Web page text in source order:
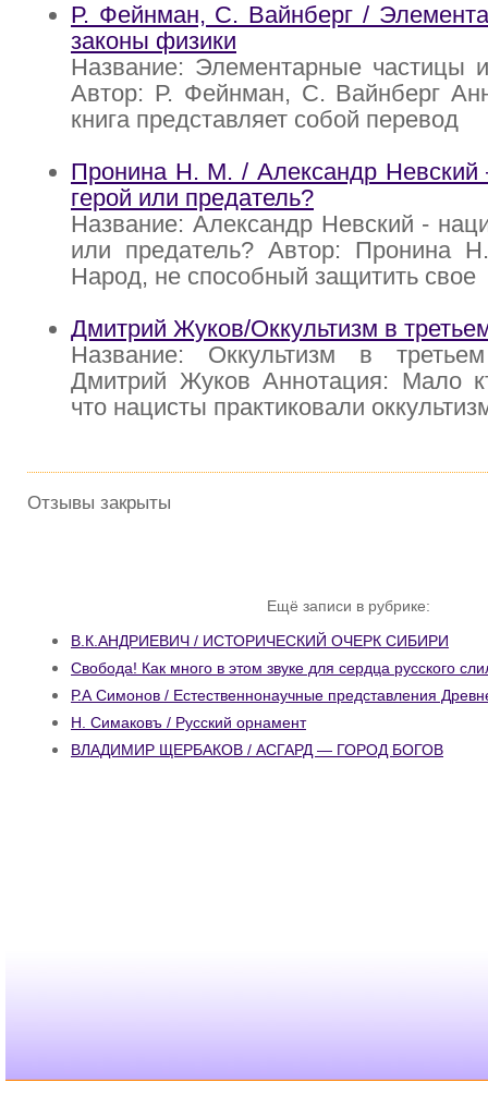
Р. Фейнман, С. Вайнберг /
законы физики
Название: Элементарные частицы
Автор: Р. Фейнман, С. Вайнберг
книга представляет собой перевод
Пронина Н. М. / Александр Невский
герой или предатель?
Название: Александр Невский -
или предатель? Автор: Пронина
Народ, не способный защитить свое
Дмитрий Жуков/Оккультизм в
Название: Оккультизм в
Дмитрий Жуков Аннотация: Мало
что нацисты практиковали
Отзывы закрыты
Ещё записи в рубрике:
В.К.АНДРИЕВИЧ / ИСТОРИЧЕСКИЙ ОЧЕРК СИБИРИ
Свобода! Как много в этом звуке для сердца русского
Р.А Симонов / Естественнонаучные представления
Н. Симаковъ / Русский орнамент
ВЛАДИМИР ЩЕРБАКОВ / АСГАРД — ГОРОД БОГОВ